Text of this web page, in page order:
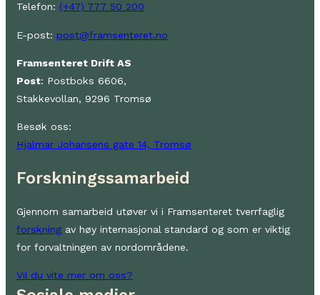
Telefon: (+47) 777 50 200
E-post: post@framsenteret.no
Framsenteret Drift AS
Post: Postboks 6606,
Stakkevollan, 9296 Tromsø
Besøk oss:
Hjalmar Johansens gate 14, Tromsø
Forskningssamarbeid
Gjennom samarbeid utøver vi i Framsenteret tverrfaglig
forskning av høy internasjonal standard og som er viktig
for forvaltningen av nordområdene.
Vil du vite mer om oss?